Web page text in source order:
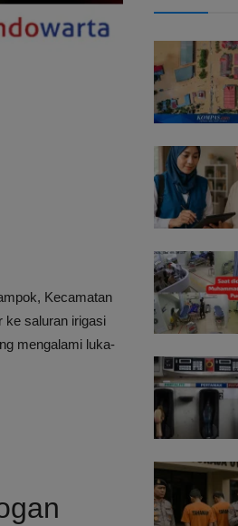
Kecamatan
ke saluran irigasi
mengalami luka-